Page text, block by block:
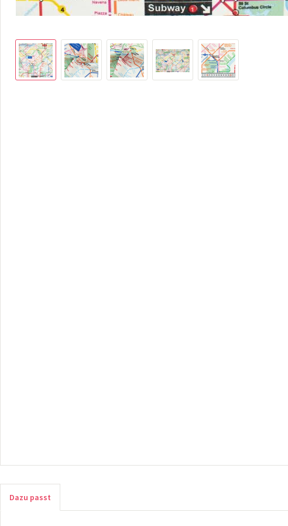
Dazu passt